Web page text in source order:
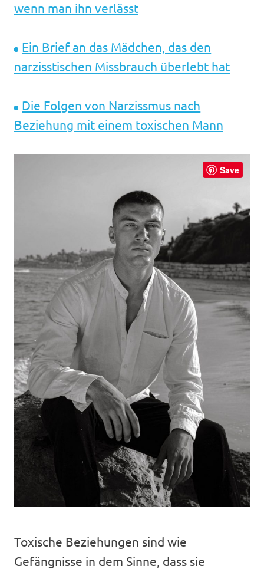
wenn man ihn verlässt
Ein Brief an das Mädchen, das den
narzisstischen Missbrauch überlebt hat
Die Folgen von Narzissmus nach
Beziehung mit einem toxischen Mann
Save
Toxische Beziehungen sind wie
Gefängnisse in dem Sinne, dass sie